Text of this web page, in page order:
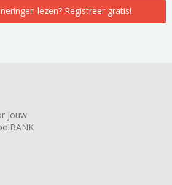
lezen? Registreer gratis!
jouw